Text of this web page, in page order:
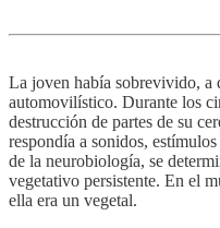
La joven había sobrevivido, a
automovilístico. Durante los
destrucción de partes de su
respondía a sonidos,
de la neurobiología, se
vegetativo persistente. En el
ella era un vegetal.